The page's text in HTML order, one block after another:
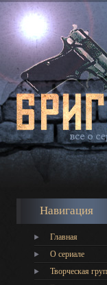
Навигация
Главная
О сериале
Творческая